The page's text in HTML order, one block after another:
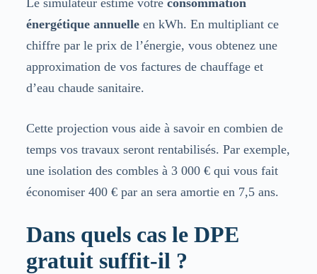
énergétique annuelleen kWh. En multipliant ce
chiffre par le prix de l’énergie, vous obtenez une
approximation de vos factures de chauffage et
d’eau chaude sanitaire.
Cette projection vous aide à savoir en combien de
temps vos travaux seront rentabilisés. Par exemple,
une isolation des combles à 3 000 € qui vous fait
économiser 400 € par an sera amortie en 7,5 ans.
Dans quels cas le DPE
gratuit suffit-il ?